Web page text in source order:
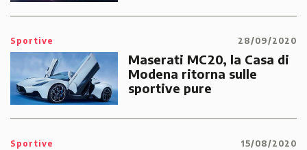
Sportive 28/09/2020
Maserati MC20, la Casa di
Modena ritorna sulle
sportive pure
Sportive 15/08/2020